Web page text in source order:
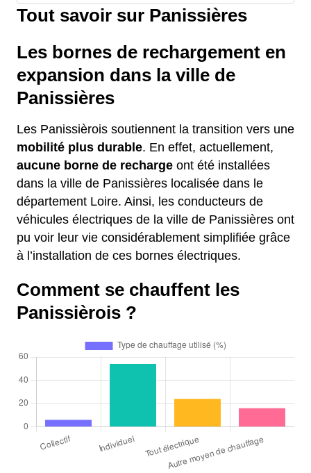
Tout savoir sur Panissières
Les bornes de rechargement en
expansion dans la ville de
Panissières
Les Panissièrois soutiennent la transition vers une
mobilité plus durable. En effet, actuellement,
aucune borne de recharge ont été installées
dans la ville de Panissières localisée dans le
département Loire. Ainsi, les conducteurs de
véhicules électriques de la ville de Panissières ont
pu voir leur vie considérablement simplifiée grâce
à l’installation de ces bornes électriques.
Comment se chauffent les
Panissièrois ?